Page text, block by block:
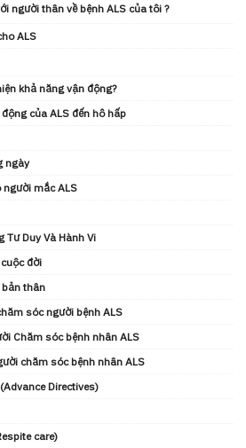
người thân về bệnh ALS của tôi ?
ALS
khả năng vận động?
của ALS đến hô hấp
ngày
mắc ALS
Tư Duy Và Hành Vi
đời
thân
sóc người bệnh ALS
Chăm sóc bệnh nhân ALS
chăm sóc bệnh nhân ALS
Directives)
care)